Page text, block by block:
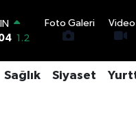
1.2
Foto Galeri Video
Sağlık Siyaset